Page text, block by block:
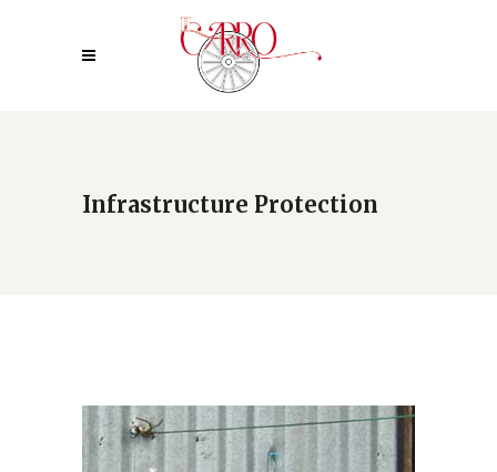
Infrastructure Protection